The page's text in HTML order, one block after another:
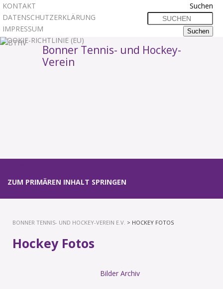
KONTAKT
DATENSCHUTZERKLÄRUNG
IMPRESSUM
COOKIE-RICHTLINIE (EU)
Suchen
Bonner Tennis- und Hockey-
Verein
1 2 3
ZUM PRIMÄREN INHALT SPRINGEN
BONNER TENNIS- UND HOCKEY-VEREIN E.V. > HOCKEY FOTOS
Hockey Fotos
Bilder Archiv